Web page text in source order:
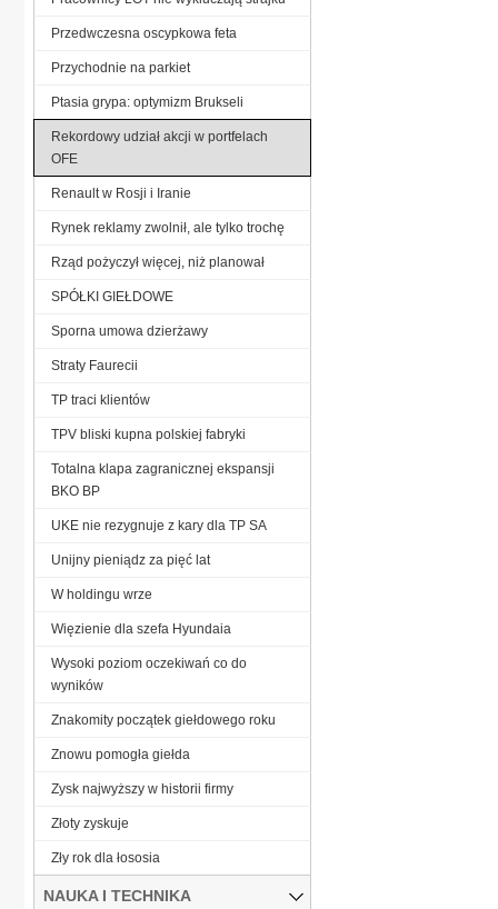
Przedwczesna oscypkowa feta
Przychodnie na parkiet
Ptasia grypa: optymizm Brukseli
Rekordowy udział akcji w portfelach
OFE
Renault w Rosji i Iranie
Rynek reklamy zwolnił, ale tylko trochę
Rząd pożyczył więcej, niż planował
SPÓŁKI GIEŁDOWE
Sporna umowa dzierżawy
Straty Faurecii
TP traci klientów
TPV bliski kupna polskiej fabryki
Totalna klapa zagranicznej ekspansji
BKO BP
UKE nie rezygnuje z kary dla TP SA
Unijny pieniądz za pięć lat
W holdingu wrze
Więzienie dla szefa Hyundaia
Wysoki poziom oczekiwań co do
wyników
Znakomity początek giełdowego roku
Znowu pomogła giełda
Zysk najwyższy w historii firmy
Złoty zyskuje
Zły rok dla łososia
NAUKA I TECHNIKA